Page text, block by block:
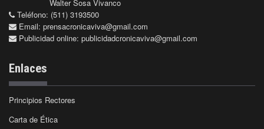
Walter Sosa Vivanco
Teléfono: (511) 3193500
Email: prensacronicaviva@gmail.com
Publicidad online: publicidadcronicaviva@gmail.com
Enlaces
Principios Rectores
Carta de Ética